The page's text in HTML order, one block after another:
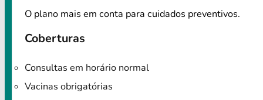
O plano mais em conta para cuidados preventivos.
Coberturas
Consultas em horário normal
Vacinas obrigatórias